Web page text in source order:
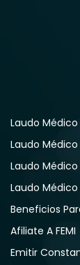
Laudo
Laudo
Laudo
Laudo
Beneficios
Afiliate A FEMI
Emitir